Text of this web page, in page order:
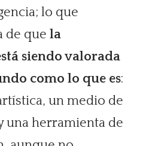
lo que
de que la
siendo valorada
como lo que es:
un medio de
una herramienta de